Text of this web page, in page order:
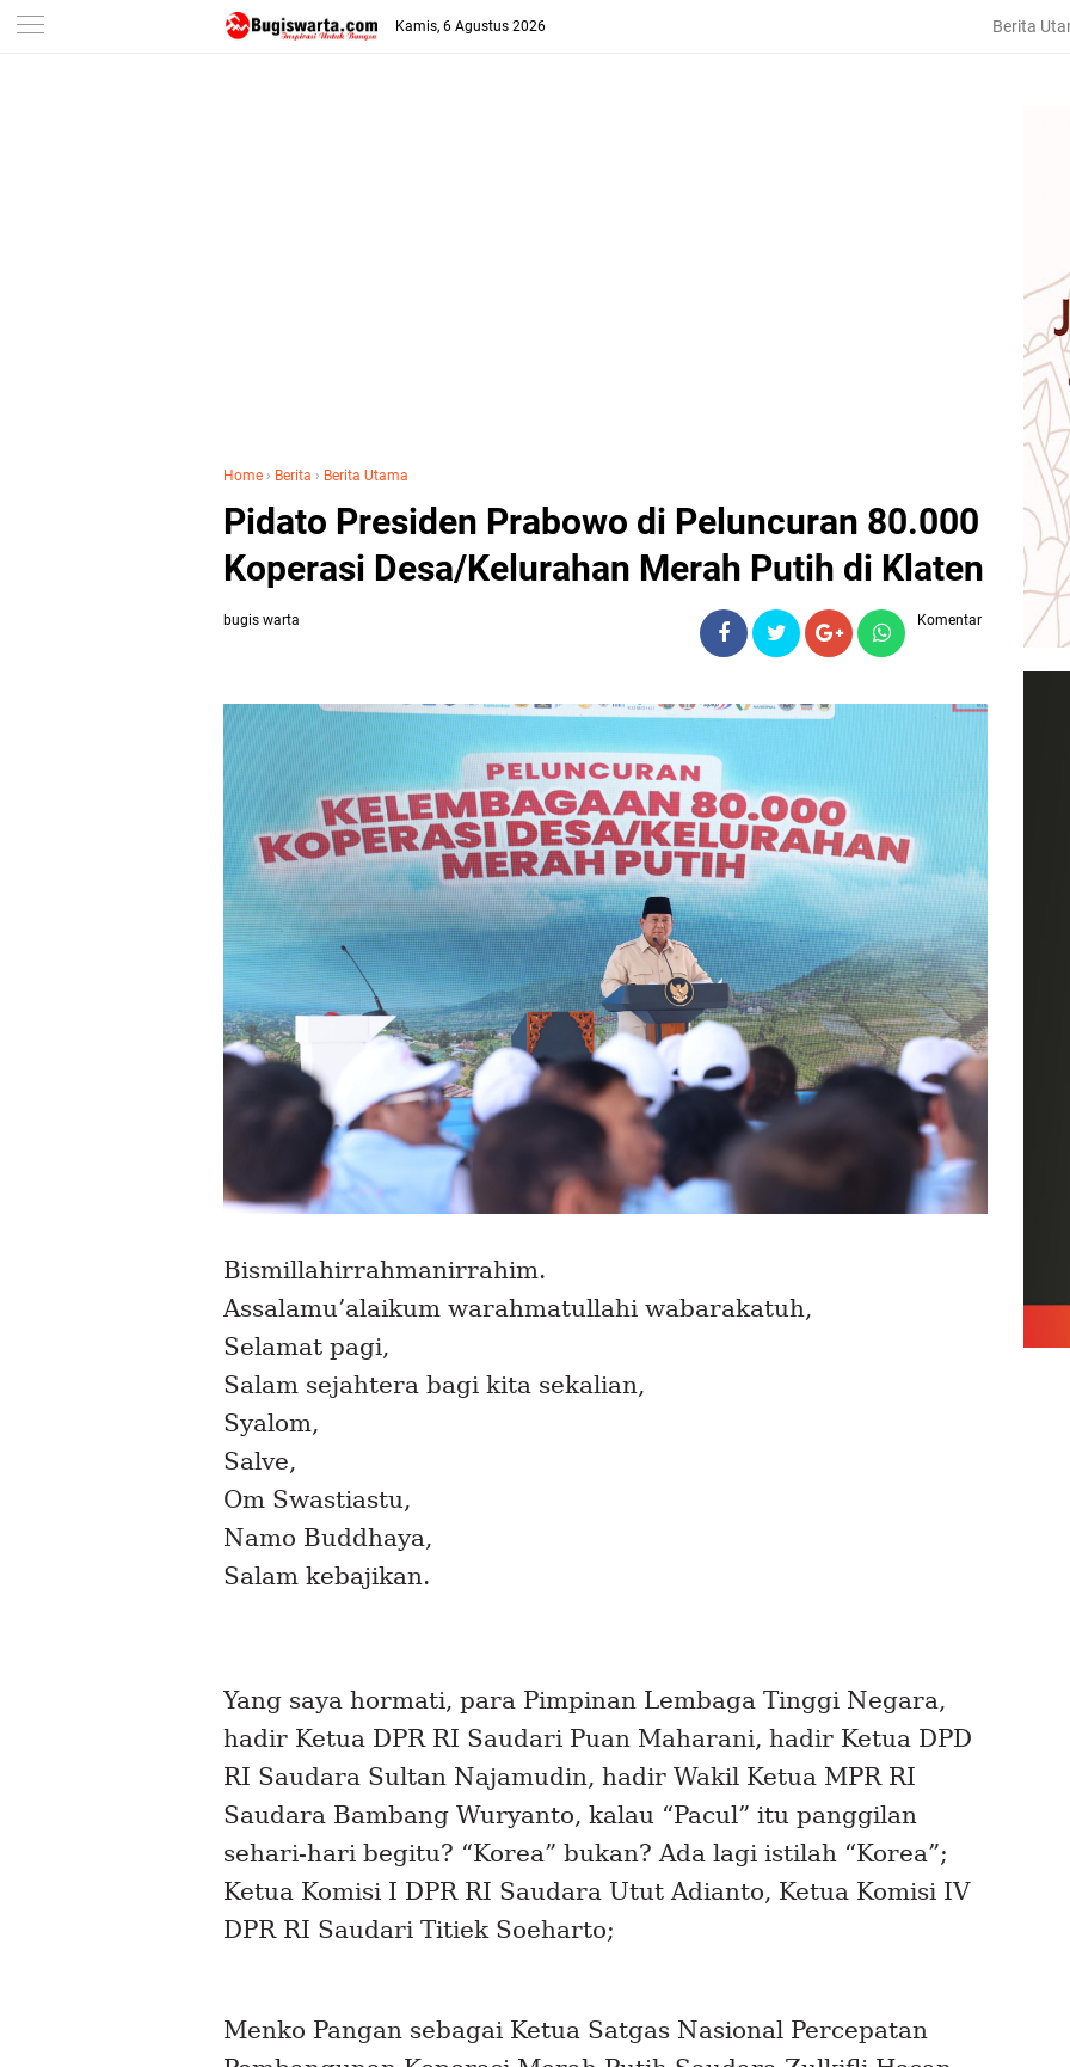
-->
Kamis, 6 Agustus 2026 Berita
Home › Berita › Berita Utama
Pidato Presiden Prabowo di Peluncuran 80.000
Koperasi Desa/Kelurahan Merah Putih di Klaten
bugis warta Komentar
Bismillahirrahmanirrahim.
Assalamu’alaikum warahmatullahi wabarakatuh,
Selamat pagi,
Salam sejahtera bagi kita sekalian,
Syalom,
Salve,
Om Swastiastu,
Namo Buddhaya,
Salam kebajikan.
Yang saya hormati, para Pimpinan Lembaga Tinggi Negara,
hadir Ketua DPR RI Saudari Puan Maharani, hadir Ketua DPD
RI Saudara Sultan Najamudin, hadir Wakil Ketua MPR RI
Saudara Bambang Wuryanto, kalau “Pacul” itu panggilan
sehari-hari begitu? “Korea” bukan? Ada lagi istilah “Korea”;
Ketua Komisi I DPR RI Saudara Utut Adianto, Ketua Komisi IV
DPR RI Saudari Titiek Soeharto;
Menko Pangan sebagai Ketua Satgas Nasional Percepatan